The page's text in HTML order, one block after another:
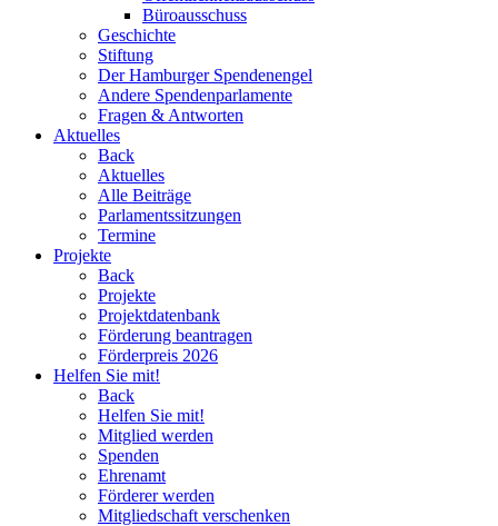
Büroausschuss
Geschichte
Stiftung
Der Hamburger Spendenengel
Andere Spendenparlamente
Fragen & Antworten
Aktuelles
Back
Aktuelles
Alle Beiträge
Parlamentssitzungen
Termine
Projekte
Back
Projekte
Projektdatenbank
Förderung beantragen
Förderpreis 2026
Helfen Sie mit!
Back
Helfen Sie mit!
Mitglied werden
Spenden
Ehrenamt
Förderer werden
Mitgliedschaft verschenken